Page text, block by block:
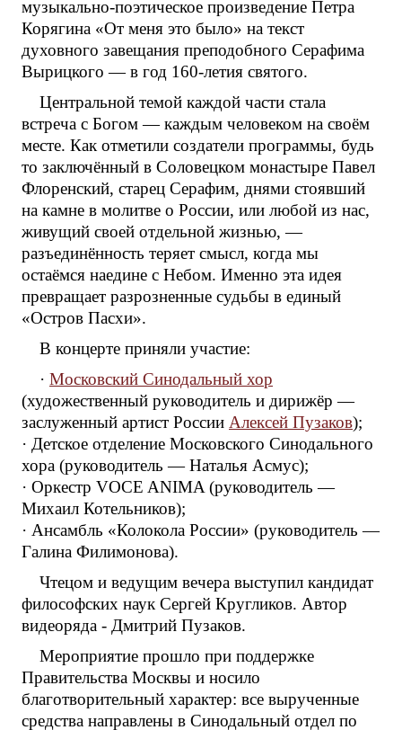
музыкально-поэтическое произведение Петра
Корягина «От меня это было» на текст
духовного завещания преподобного Серафима
Вырицкого — в год 160-летия святого.
Центральной темой каждой части стала
встреча с Богом — каждым человеком на своём
месте. Как отметили создатели программы, будь
то заключённый в Соловецком монастыре Павел
Флоренский, старец Серафим, днями стоявший
на камне в молитве о России, или любой из нас,
живущий своей отдельной жизнью, —
разъединённость теряет смысл, когда мы
остаёмся наедине с Небом. Именно эта идея
превращает разрозненные судьбы в единый
«Остров Пасхи».
В концерте приняли участие:
· Московский Синодальный хор
(художественный руководитель и дирижёр —
заслуженный артист России Алексей Пузаков);
· Детское отделение Московского Синодального
хора (руководитель — Наталья Асмус);
· Оркестр VOCE ANIMA (руководитель —
Михаил Котельников);
· Ансамбль «Колокола России» (руководитель —
Галина Филимонова).
Чтецом и ведущим вечера выступил кандидат
философских наук Сергей Кругликов. Автор
видеоряда - Дмитрий Пузаков.
Мероприятие прошло при поддержке
Правительства Москвы и носило
благотворительный характер: все вырученные
средства направлены в Синодальный отдел по